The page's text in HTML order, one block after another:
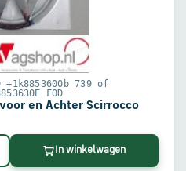
+1k8853600b 739 of
FOD
en Achter Scirrocco
In winkelwagen